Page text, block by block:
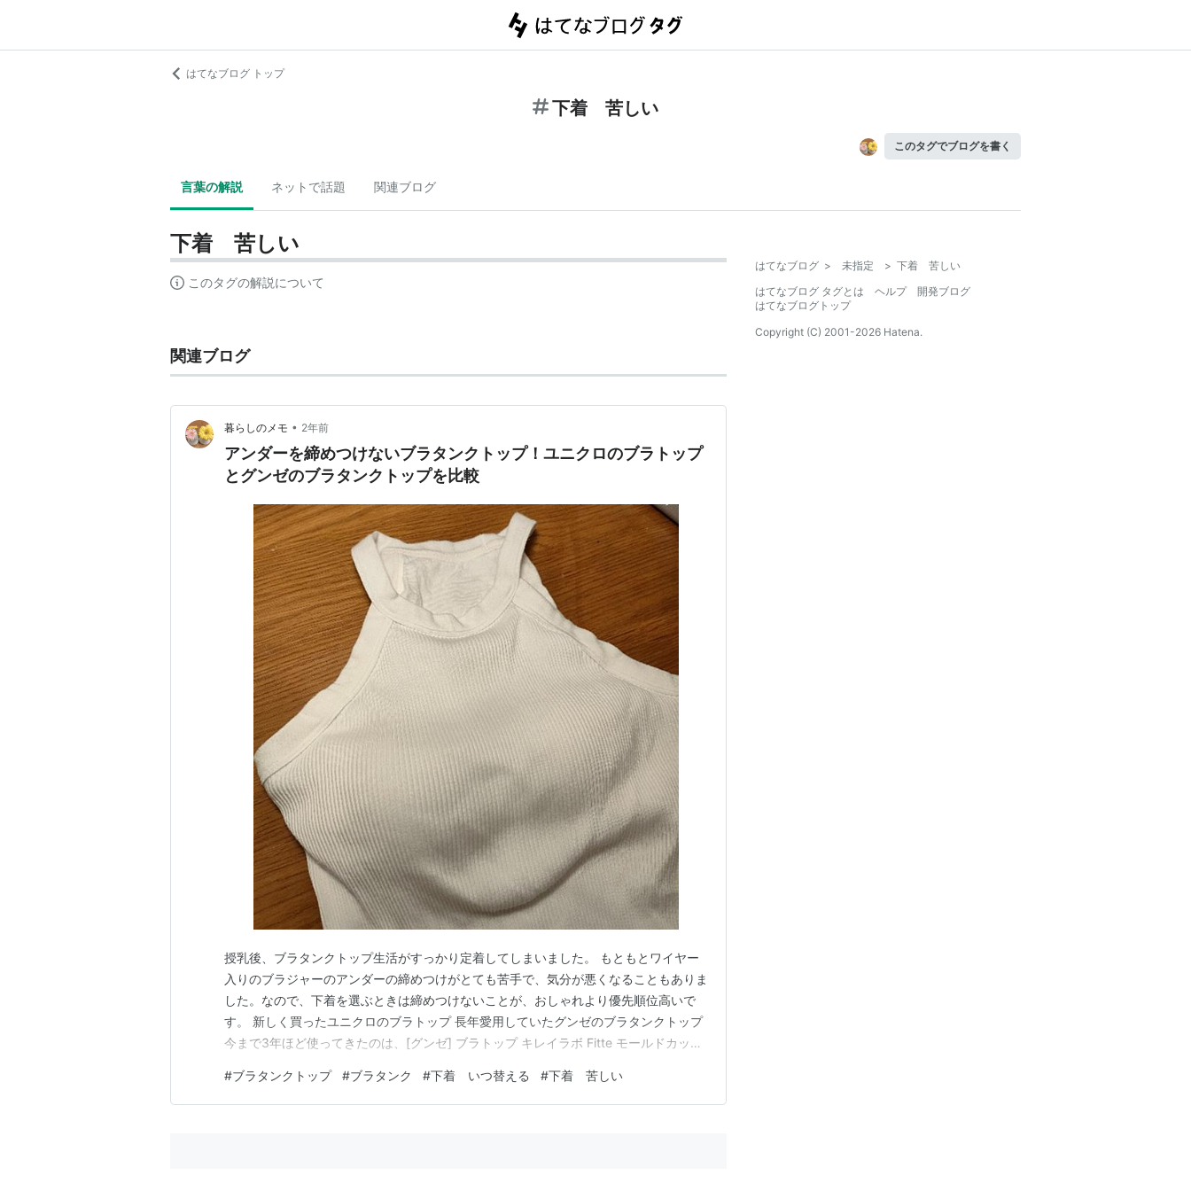
はてなブログ トップ
下着 苦しい
このタグでブログを書く
言葉の解説 ネットで話題 関連ブログ
下着 苦しい
このタグの解説について
関連ブログ
暮らしのメモ • 2年前
アンダーを締めつけないブラタンクトップ！ユニクロのブラトップ
とグンゼのブラタンクトップを比較
授乳後、ブラタンクトップ生活がすっかり定着してしまいました。 もともとワイヤー
入りのブラジャーのアンダーの締めつけがとても苦手で、気分が悪くなることもありま
した。なので、下着を選ぶときは締めつけないことが、おしゃれより優先順位高いで
す。 新しく買ったユニクロのブラトップ 長年愛用していたグンゼのブラタンクトップ
今まで3年ほど使ってきたのは、[グンゼ] ブラトップ キレイラボ Fitte モールドカップ
ンクトップ レディース グレー M 下着は4着を色違いやサイズ違いで着回して、半年か
ら1年で新調する…
#ブラタンクトップ #ブラタンク #下着 いつ替える #下着 苦しい
はてなブログ > 未指定 > 下着 苦しい
はてなブログ タグとは
ヘルプ
開発ブログ
はてなブログトップ
Copyright (C) 2001-2026 Hatena.